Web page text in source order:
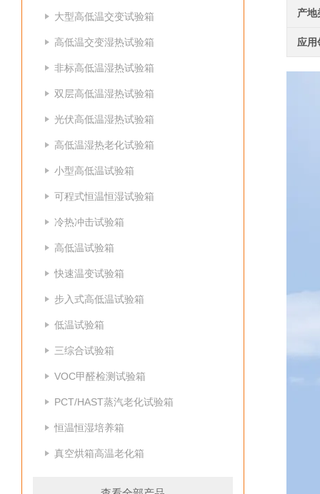
大型高低温交变试验箱
高低温交变湿热试验箱
非标高低温湿热试验箱
双层高低温湿热试验箱
光伏高低温湿热试验箱
高低温湿热老化试验箱
小型高低温试验箱
可程式恒温恒湿试验箱
冷热冲击试验箱
高低温试验箱
快速温变试验箱
步入式高低温试验箱
低温试验箱
三综合试验箱
VOC甲醛检测试验箱
PCT/HAST蒸汽老化试验箱
恒温恒湿培养箱
真空烘箱高温老化箱
产地
应用